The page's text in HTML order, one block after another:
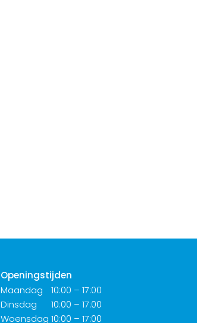
Openingstijden
Maandag
Dinsdag
Woensdag
10:00 – 17:00
10:00 – 17:00
10:00 – 17:00